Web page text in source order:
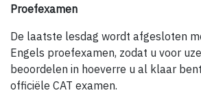
Proefexamen
De laatste lesdag wordt afgesloten
Engels proefexamen, zodat u voor
beoordelen in hoeverre u al klaar
officiële CAT examen.